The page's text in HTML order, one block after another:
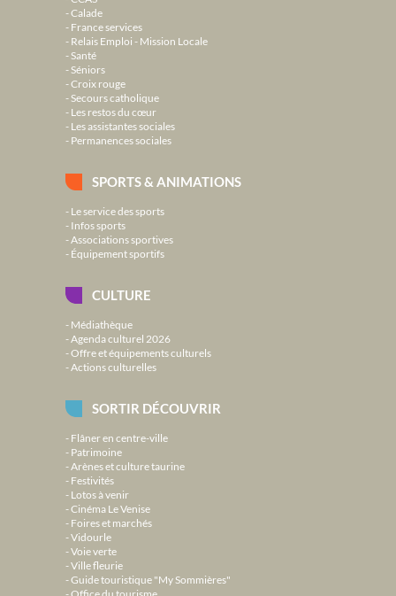
Calade
France services
Relais Emploi - Mission Locale
Santé
Séniors
Croix rouge
Secours catholique
Les restos du cœur
Les assistantes sociales
Permanences sociales
SPORTS & ANIMATIONS
Le service des sports
Infos sports
Associations sportives
Équipement sportifs
CULTURE
Médiathèque
Agenda culturel 2026
Offre et équipements culturels
Actions culturelles
SORTIR DÉCOUVRIR
Flâner en centre-ville
Patrimoine
Arènes et culture taurine
Festivités
Lotos à venir
Cinéma Le Venise
Foires et marchés
Vidourle
Voie verte
Ville fleurie
Guide touristique "My Sommières"
Office du tourisme